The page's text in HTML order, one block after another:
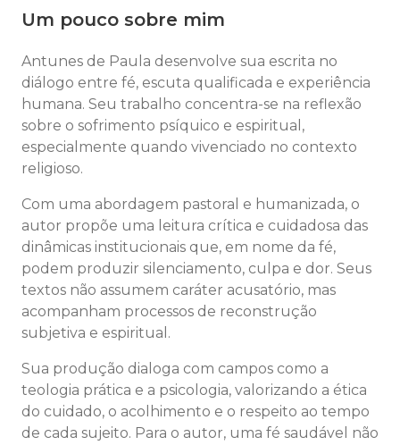
Um pouco sobre mim
Antunes de Paula desenvolve sua escrita no
diálogo entre fé, escuta qualificada e experiência
humana. Seu trabalho concentra-se na reflexão
sobre o sofrimento psíquico e espiritual,
especialmente quando vivenciado no contexto
religioso.
Com uma abordagem pastoral e humanizada, o
autor propõe uma leitura crítica e cuidadosa das
dinâmicas institucionais que, em nome da fé,
podem produzir silenciamento, culpa e dor. Seus
textos não assumem caráter acusatório, mas
acompanham processos de reconstrução
subjetiva e espiritual.
Sua produção dialoga com campos como a
teologia prática e a psicologia, valorizando a ética
do cuidado, o acolhimento e o respeito ao tempo
de cada sujeito. Para o autor, uma fé saudável não